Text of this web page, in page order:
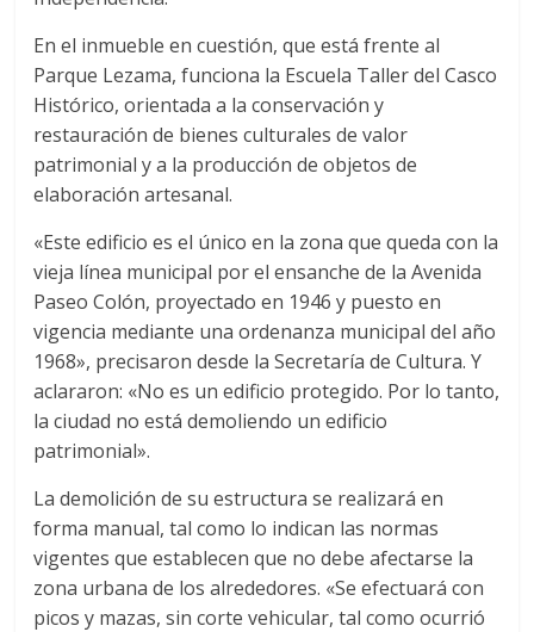
En el inmueble en cuestión, que está frente al
Parque Lezama, funciona la Escuela Taller del Casco
Histórico, orientada a la conservación y
restauración de bienes culturales de valor
patrimonial y a la producción de objetos de
elaboración artesanal.
«Este edificio es el único en la zona que queda con la
vieja línea municipal por el ensanche de la Avenida
Paseo Colón, proyectado en 1946 y puesto en
vigencia mediante una ordenanza municipal del año
1968», precisaron desde la Secretaría de Cultura. Y
aclararon: «No es un edificio protegido. Por lo tanto,
la ciudad no está demoliendo un edificio
patrimonial».
La demolición de su estructura se realizará en
forma manual, tal como lo indican las normas
vigentes que establecen que no debe afectarse la
zona urbana de los alrededores. «Se efectuará con
picos y mazas, sin corte vehicular, tal como ocurrió